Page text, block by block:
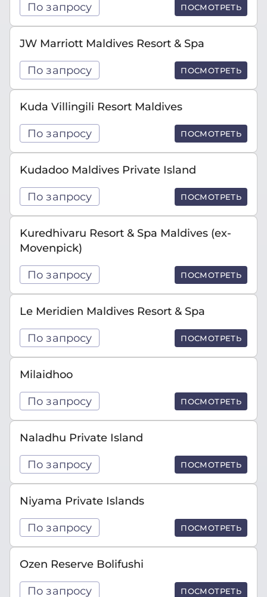
По запросу ПОСМОТРЕТЬ
JW Marriott Maldives Resort & Spa
По запросу ПОСМОТРЕТЬ
Kuda Villingili Resort Maldives
По запросу ПОСМОТРЕТЬ
Kudadoo Maldives Private Island
По запросу ПОСМОТРЕТЬ
Kuredhivaru Resort & Spa Maldives (ex-
Movenpick)
По запросу ПОСМОТРЕТЬ
Le Meridien Maldives Resort & Spa
По запросу ПОСМОТРЕТЬ
Milaidhoo
По запросу ПОСМОТРЕТЬ
Naladhu Private Island
По запросу ПОСМОТРЕТЬ
Niyama Private Islands
По запросу ПОСМОТРЕТЬ
Ozen Reserve Bolifushi
По запросу ПОСМОТРЕТЬ